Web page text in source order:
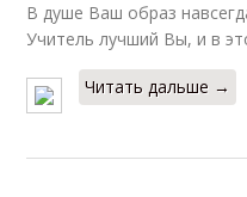
В душе Ваш образ
Учитель лучший Вы, и в
Читать дальше →